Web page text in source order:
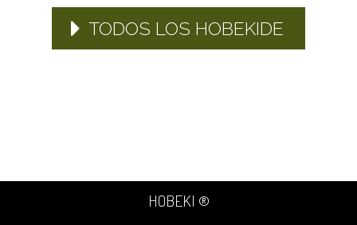
TODOS LOS HOBEKIDE
HOBEKI ®